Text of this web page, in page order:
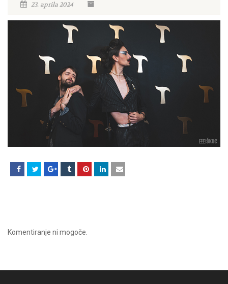
23. aprila 2024
Komentiranje ni mogoče.